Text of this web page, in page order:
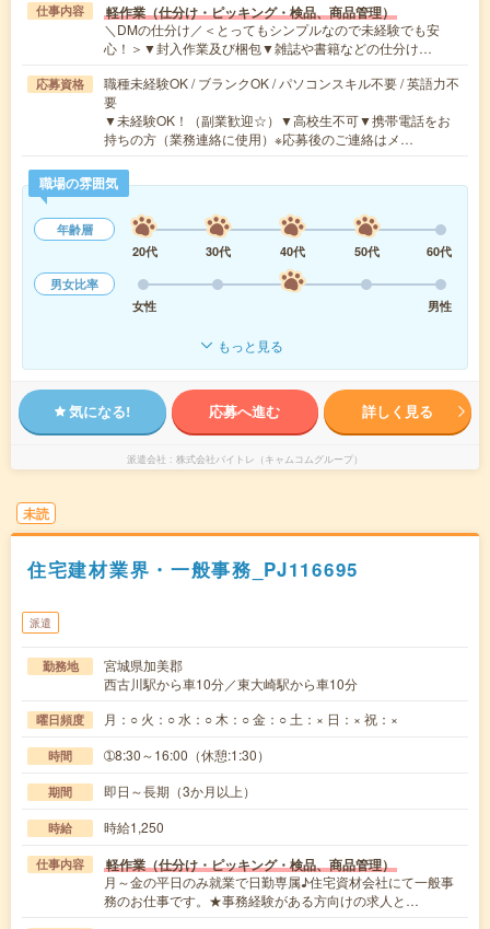
仕事内容 軽作業（仕分け・ピッキング・検品、商品管理）
＼DMの仕分け／＜とってもシンプルなので未経験でも安
心！＞▼封入作業及び梱包▼雑誌や書籍などの仕分け…
応募資格
職種未経験OK / ブランクOK / パソコンスキル不要 / 英語力不
要
▼未経験OK！（副業歓迎☆）▼高校生不可▼携帯電話をお
持ちの方（業務連絡に使用）※応募後のご連絡はメ…
職場の雰囲気
年齢層
20代
30代 40代 50代
60代
男女比率
女性
男性
もっと見る
気になる! 応募へ進む 詳しく見る
派遣会社 株式会社バイトレ（キャムコムグループ）
未読
住宅建材業界・一般事務_PJ116695
派遣
勤務地
宮城県加美郡
西古川駅から車10分／東大崎駅から車10分
曜日頻度 月：○ 火：○ 水：○ 木：○ 金：○ 土：× 日：× 祝：×
時間 ➀8:30～16:00（休憩:1:30）
期間 即日～長期（3か月以上）
時給 時給1,250
仕事内容 軽作業（仕分け・ピッキング・検品、商品管理）
月～金の平日のみ就業で日勤専属♪住宅資材会社にて一般事
務のお仕事です。★事務経験がある方向けの求人と…